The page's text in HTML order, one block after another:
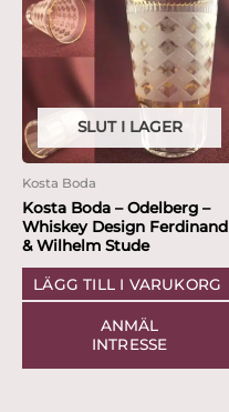
SLUT I LAGER
Kosta Boda
Kosta Boda – Odelberg –
Whiskey Design Ferdinand
& Wilhelm Stude
LÄGG TILL I VARUKORG
ANMÄL
INTRESSE